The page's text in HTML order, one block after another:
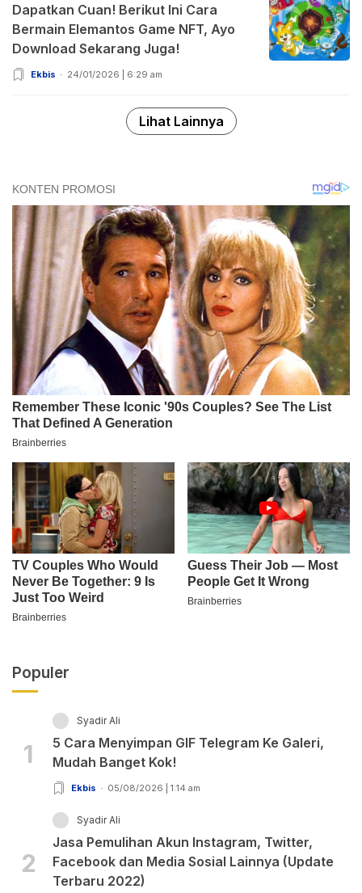
Dapatkan Cuan! Berikut Ini Cara
Bermain Elemantos Game NFT, Ayo
Download Sekarang Juga!
Ekbis 24/01/2026 | 6:29 am
Lihat Lainnya
Populer
1
Syadir Ali
5 Cara Menyimpan GIF Telegram Ke Galeri,
Mudah Banget Kok!
Ekbis 05/08/2026 | 1:14 am
2
Syadir Ali
Jasa Pemulihan Akun Instagram, Twitter,
Facebook dan Media Sosial Lainnya (Update
Terbaru 2022)